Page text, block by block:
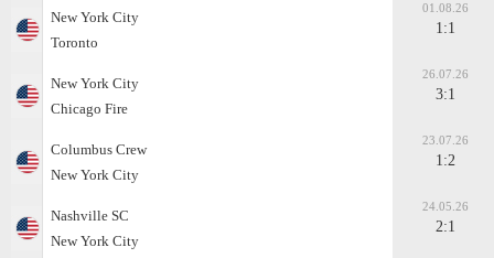
New York City
Toronto
01.08.26
1:1
New York City
Chicago Fire
26.07.26
3:1
Columbus Crew
New York City
23.07.26
1:2
Nashville SC
New York City
24.05.26
2:1